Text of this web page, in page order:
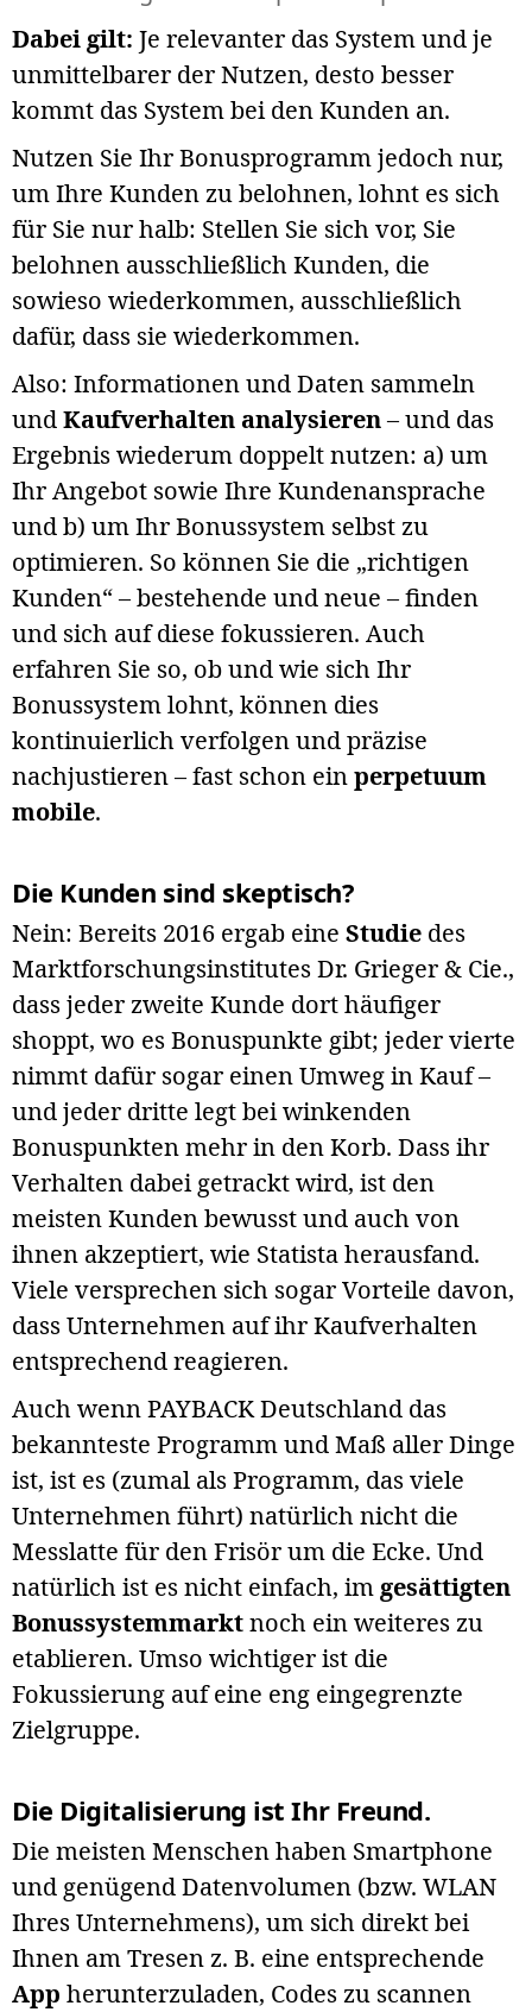
Dabei gilt: Je relevanter das System und je
unmittelbarer der Nutzen, desto besser
kommt das System bei den Kunden an.
Nutzen Sie Ihr Bonusprogramm jedoch nur,
um Ihre Kunden zu belohnen, lohnt es sich
für Sie nur halb: Stellen Sie sich vor, Sie
belohnen ausschließlich Kunden, die
sowieso wiederkommen, ausschließlich
dafür, dass sie wiederkommen.
Also: Informationen und Daten sammeln
undKaufverhalten analysieren– und das
Ergebnis wiederum doppelt nutzen: a) um
Ihr Angebot sowie Ihre Kundenansprache
und b) um Ihr Bonussystem selbst zu
optimieren. So können Sie die „richtigen
Kunden“ – bestehende und neue – finden
und sich auf diese fokussieren. Auch
erfahren Sie so, ob und wie sich Ihr
Bonussystem lohnt, können dies
kontinuierlich verfolgen und präzise
nachjustieren – fast schon einperpetuum
mobile.
Die Kunden sind skeptisch?
Nein: Bereits 2016 ergab eine Studie des
Marktforschungsinstitutes Dr. Grieger & Cie.,
dass jeder zweite Kunde dort häufiger
shoppt, wo es Bonuspunkte gibt; jeder vierte
nimmt dafür sogar einen Umweg in Kauf –
und jeder dritte legt bei winkenden
Bonuspunkten mehr in den Korb. Dass ihr
Verhalten dabei getrackt wird, ist den
meisten Kunden bewusst und auch von
ihnen akzeptiert, wie Statista herausfand.
Viele versprechen sich sogar Vorteile davon,
dass Unternehmen auf ihr Kaufverhalten
entsprechend reagieren.
Auch wenn PAYBACK Deutschland das
bekannteste Programm und Maß aller Dinge
ist, ist es (zumal als Programm, das viele
Unternehmen führt) natürlich nicht die
Messlatte für den Frisör um die Ecke. Und
natürlich ist es nicht einfach, im gesättigten
Bonussystemmarktnoch ein weiteres zu
etablieren. Umso wichtiger ist die
Fokussierung auf eine eng eingegrenzte
Zielgruppe.
Die Digitalisierung ist Ihr Freund.
Die meisten Menschen haben Smartphone
und genügend Datenvolumen (bzw. WLAN
Ihres Unternehmens), um sich direkt bei
Ihnen am Tresen z. B. eine entsprechende
App herunterzuladen, Codes zu scannen